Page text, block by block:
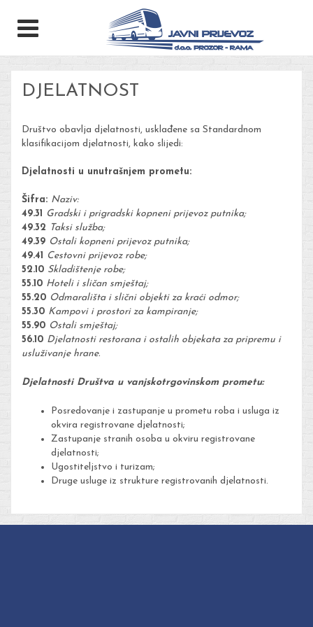
DJELATNOST
Društvo obavlja djelatnosti, usklađene sa Standardnom
klasifikacijom djelatnosti, kako slijedi:
Djelatnosti u unutrašnjem prometu:
Šifra: Naziv:
49.31 Gradski i prigradski kopneni prijevoz putnika;
49.32 Taksi služba;
49.39 Ostali kopneni prijevoz putnika;
49.41 Cestovni prijevoz robe;
52.10 Skladištenje robe;
55.10 Hoteli i sličan smještaj;
55.20 Odmarališta i slični objekti za kraći odmor;
55.30 Kampovi i prostori za kampiranje;
55.90 Ostali smještaj;
56.10 Djelatnosti restorana i ostalih objekata za pripremu i
usluživanje hrane.
Djelatnosti Društva u vanjskotrgovinskom prometu:
Posredovanje i zastupanje u prometu roba i usluga iz
okvira registrovane djelatnosti;
Zastupanje stranih osoba u okviru registrovane
djelatnosti;
Ugostiteljstvo i turizam;
Druge usluge iz strukture registrovanih djelatnosti.